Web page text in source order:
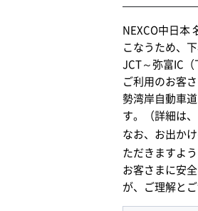
NEXCO中日本
こなうため、
JCT～弥富IC（
ご利用のお客
勢湾岸自動車
す。（詳細は
なお、お出か
ただきますよ
お客さまに安
が、ご理解と